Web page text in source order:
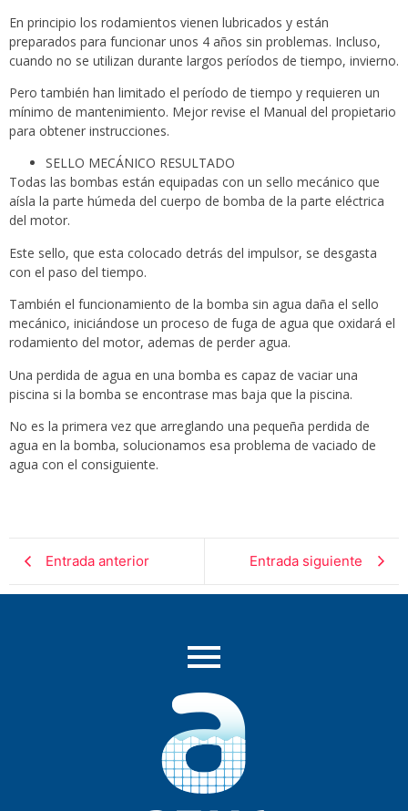
En principio los rodamientos vienen lubricados y están
preparados para funcionar unos 4 años sin problemas. Incluso,
cuando no se utilizan durante largos períodos de tiempo, invierno.
Pero también han limitado el período de tiempo y requieren un
mínimo de mantenimiento. Mejor revise el Manual del propietario
para obtener instrucciones.
SELLO MECÁNICO RESULTADO
Todas las bombas están equipadas con un sello mecánico que
aísla la parte húmeda del cuerpo de bomba de la parte eléctrica
del motor.
Este sello, que esta colocado detrás del impulsor, se desgasta
con el paso del tiempo.
También el funcionamiento de la bomba sin agua daña el sello
mecánico, iniciándose un proceso de fuga de agua que oxidará el
rodamiento del motor, ademas de perder agua.
Una perdida de agua en una bomba es capaz de vaciar una
piscina si la bomba se encontrase mas baja que la piscina.
No es la primera vez que arreglando una pequeña perdida de
agua en la bomba, solucionamos esa problema de vaciado de
agua con el consiguiente.
Entrada anterior Entrada siguiente